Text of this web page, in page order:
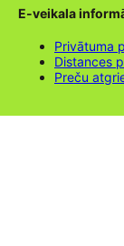
E-veikala
Privātuma
Distances
Preču